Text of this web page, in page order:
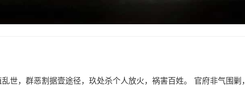
世，群恶割据壹途径，玖处杀个人放火，祸害百姓。 官府非气围剿，